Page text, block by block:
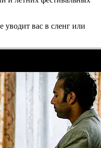
уводит вас в сленг или